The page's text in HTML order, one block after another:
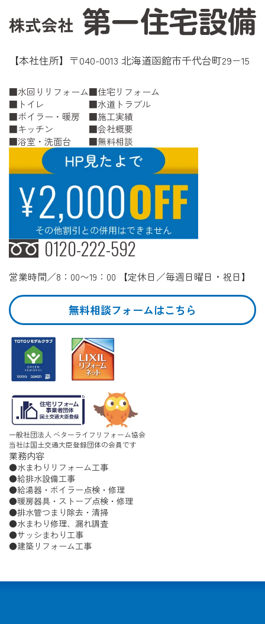
【本社住所】〒040-0013 北海道函館市千代台町29−15
水回りリフォーム
トイレ
ボイラー・暖房
キッチン
浴室・洗面台
住宅リフォーム
水道トラブル
施工実績
会社概要
無料相談
0120-222-592
営業時間／8：00〜19：00 【定休日／毎週日曜日・祝日】
無料相談フォームはこちら
一般社団法人 ベターライフリフォーム協会
当社は国土交通大臣登録団体の会員です
業務内容
水まわりリフォーム工事
給排水設備工事
給湯器・ボイラー点検・修理
暖房器具・ストーブ点検・修理
排水管つまり除去・清掃
水まわり修理、漏れ調査
サッシまわり工事
建築リフォーム工事